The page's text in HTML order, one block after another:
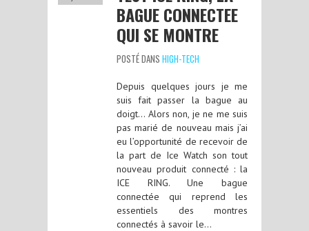
BAGUE CONNECTEE
QUI SE MONTRE
POSTÉ DANS HIGH-TECH
Depuis quelques jours je me
suis fait passer la bague au
doigt… Alors non, je ne me suis
pas marié de nouveau mais j’ai
eu l’opportunité de recevoir de
la part de Ice Watch son tout
nouveau produit connecté : la
ICE RING. Une bague
connectée qui reprend les
essentiels des montres
connectés à savoir le…